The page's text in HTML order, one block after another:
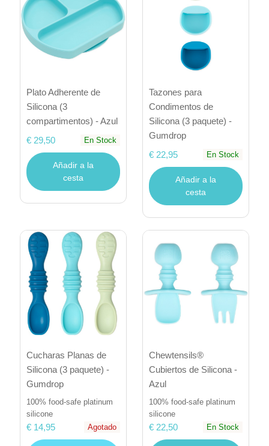
Plato Adherente de
Silicona (3
compartimentos) - Azul
€ 29,50
En Stock
Añadir a la
cesta
Tazones para
Condimentos de
Silicona (3 paquete) -
Gumdrop
€ 22,95
En Stock
Añadir a la
cesta
Cucharas Planas de
Silicona (3 paquete) -
Gumdrop
100% food-safe platinum
silicone
€ 14,95 Agotado
Chewtensils®
Cubiertos de Silicona -
Azul
100% food-safe platinum
silicone
€ 22,50 En Stock